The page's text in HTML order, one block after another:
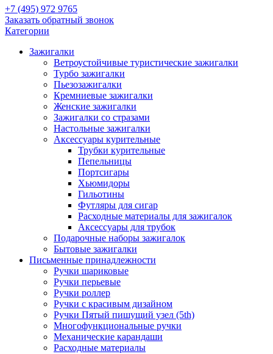
+7 (495) 972 9765
Заказать обратный звонок
Категории
Зажигалки
Ветроустойчивые туристические зажигалки
Турбо зажигалки
Пьезозажигалки
Кремниевые зажигалки
Женские зажигалки
Зажигалки со стразами
Настольные зажигалки
Аксессуары курительные
Трубки курительные
Пепельницы
Портсигары
Хьюмидоры
Гильотины
Футляры для сигар
Расходные материалы для зажигалок
Аксессуары для трубок
Подарочные наборы зажигалок
Бытовые зажигалки
Письменные принадлежности
Ручки шариковые
Ручки перьевые
Ручки роллер
Ручки с красивым дизайном
Ручки Пятый пишущий узел (5th)
Многофункциональные ручки
Механические карандаши
Расходные материалы